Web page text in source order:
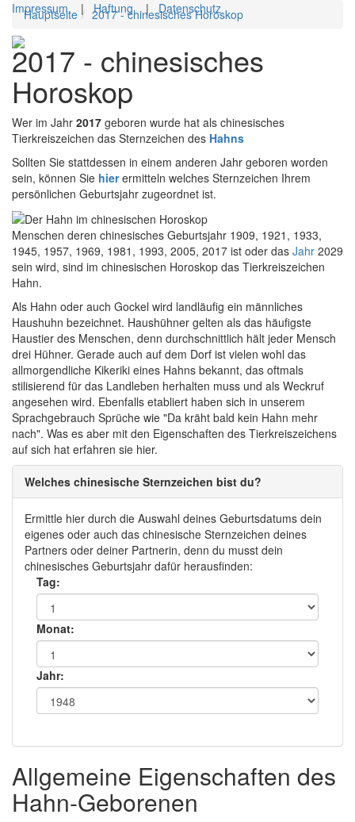
Impressum|Haftung| Datenschutz
Hauptseite 2017 - chinesisches Horoskop
2017 - chinesisches
Horoskop
Wer im Jahr 2017 geboren wurde hat als chinesisches
Tierkreiszeichen das Sternzeichen des Hahns
Sollten Sie stattdessen in einem anderen Jahr geboren worden
sein, können Sie hierermitteln welches Sternzeichen Ihrem
persönlichen Geburtsjahr zugeordnet ist.
Menschen deren chinesisches Geburtsjahr 1909, 1921, 1933,
1945, 1957, 1969, 1981, 1993, 2005, 2017 ist oder das Jahr 2029
sein wird, sind im chinesischen Horoskop das Tierkreiszeichen
Hahn.
Als Hahn oder auch Gockel wird landläufig ein männliches
Haushuhn bezeichnet. Haushühner gelten als das häufigste
Haustier des Menschen, denn durchschnittlich hält jeder Mensch
drei Hühner. Gerade auch auf dem Dorf ist vielen wohl das
allmorgendliche Kikeriki eines Hahns bekannt, das oftmals
stilisierend für das Landleben herhalten muss und als Weckruf
angesehen wird. Ebenfalls etabliert haben sich in unserem
Sprachgebrauch Sprüche wie "Da kräht bald kein Hahn mehr
nach". Was es aber mit den Eigenschaften des Tierkreiszeichens
auf sich hat erfahren sie hier.
Welches chinesische Sternzeichen bist du?
Ermittle hier durch die Auswahl deines Geburtsdatums dein
eigenes oder auch das chinesische Sternzeichen deines
Partners oder deiner Partnerin, denn du musst dein
chinesisches Geburtsjahr dafür herausfinden:
Tag:
Monat:
Jahr:
Allgemeine Eigenschaften des
Hahn-Geborenen